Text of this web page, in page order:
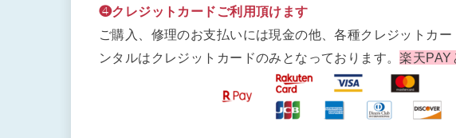
❹クレジットカードご利用頂けます
ご購入、修理のお支払いには現金の他、各種クレジットカ
ンタルはクレジットカードのみとなっております。楽天PAY